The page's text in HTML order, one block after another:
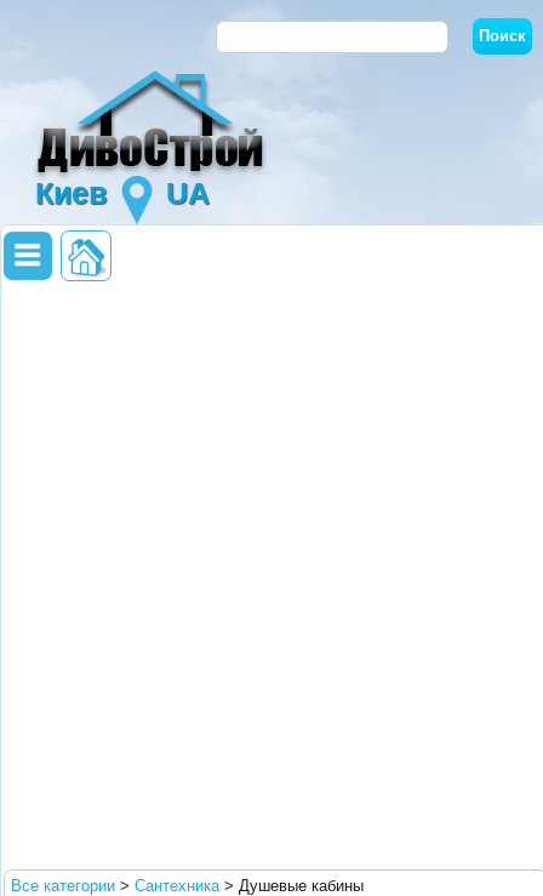
Киев UA
Все категории > Сантехника> Душевые кабины